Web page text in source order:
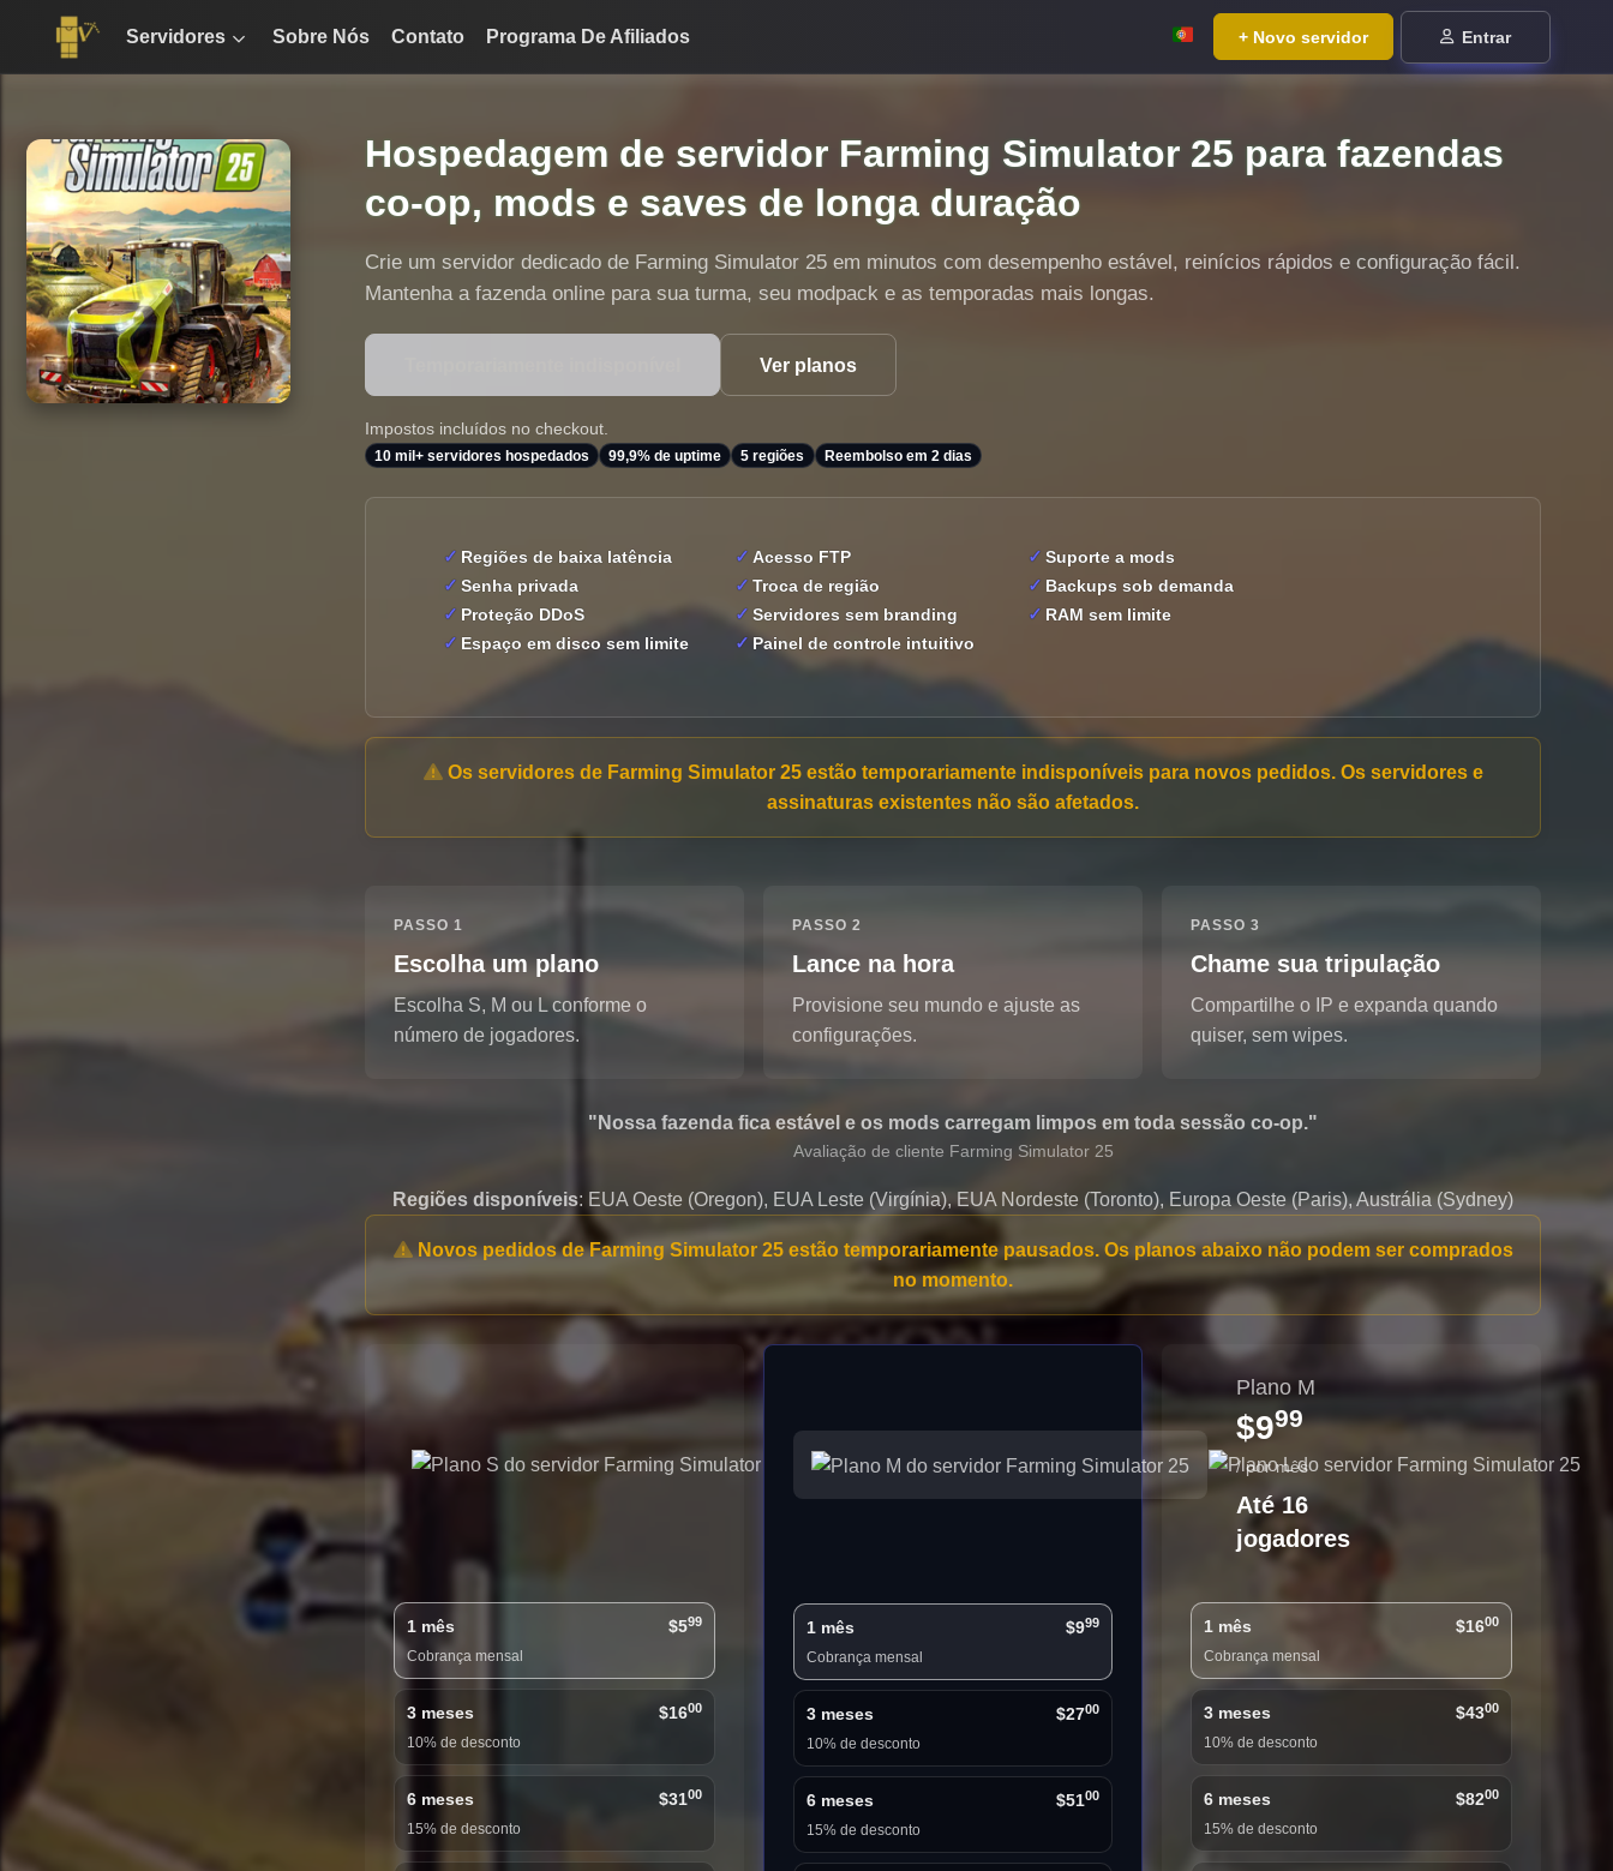
Servidores Sobre Nós Contato Programa De Afiliados + Novo servidor Entrar
Hospedagem de servidor Farming Simulator 25 para fazendas
co-op, mods e saves de longa duração
Crie um servidor dedicado de Farming Simulator 25 em minutos com desempenho estável, reinícios rápidos e configuração fácil.
Mantenha a fazenda online para sua turma, seu modpack e as temporadas mais longas.
Ver planos
Impostos incluídos no checkout.
10 mil+ servidores hospedados 99,9% de uptime 5 regiões Reembolso em 2 dias
Regiões de baixa latência Acesso FTP
Suporte a mods
Senha privada
Troca de região
Backups sob demanda
Proteção DDoS
Servidores sem branding
RAM sem limite
Espaço em disco sem limite
Painel de controle intuitivo
Os servidores de Farming Simulator 25 estão temporariamente indisponíveis para novos pedidos. Os servidores e
assinaturas existentes não são afetados.
PASSO 1
Escolha um plano
Escolha S, M ou L conforme o
número de jogadores.
PASSO 2
Lance na hora
Provisione seu mundo e ajuste as
configurações.
PASSO 3
Chame sua tripulação
Compartilhe o IP e expanda quando
quiser, sem wipes.
"Nossa fazenda fica estável e os mods carregam limpos em toda sessão co-op."
Avaliação de cliente Farming Simulator 25
Regiões disponíveis: EUA Oeste (Oregon), EUA Leste (Virgínia), EUA Nordeste (Toronto), Europa Oeste (Paris), Austrália (Sydney)
Novos pedidos de Farming Simulator 25 estão temporariamente pausados. Os planos abaixo não podem ser comprados
no momento.
$5
/ por mês
Até 8
1 mês $599
Cobrança mensal
3 meses $1600
10% de desconto
6 meses $3100
15% de desconto
Plano M
$999
/ por mês
Até 16
jogadores
1 mês $999
Cobrança mensal
3 meses $2700
10% de desconto
6 meses $5100
15% de desconto
1 mês $1600
Cobrança mensal
3 meses $4300
10% de desconto
6 meses $8200
15% de desconto